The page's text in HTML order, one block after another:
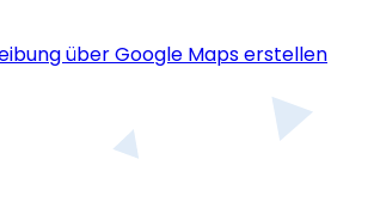
über Google Maps erstellen